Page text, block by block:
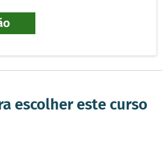
escolher este curso